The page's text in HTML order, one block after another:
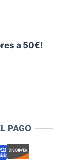
a 50€!
PAGO